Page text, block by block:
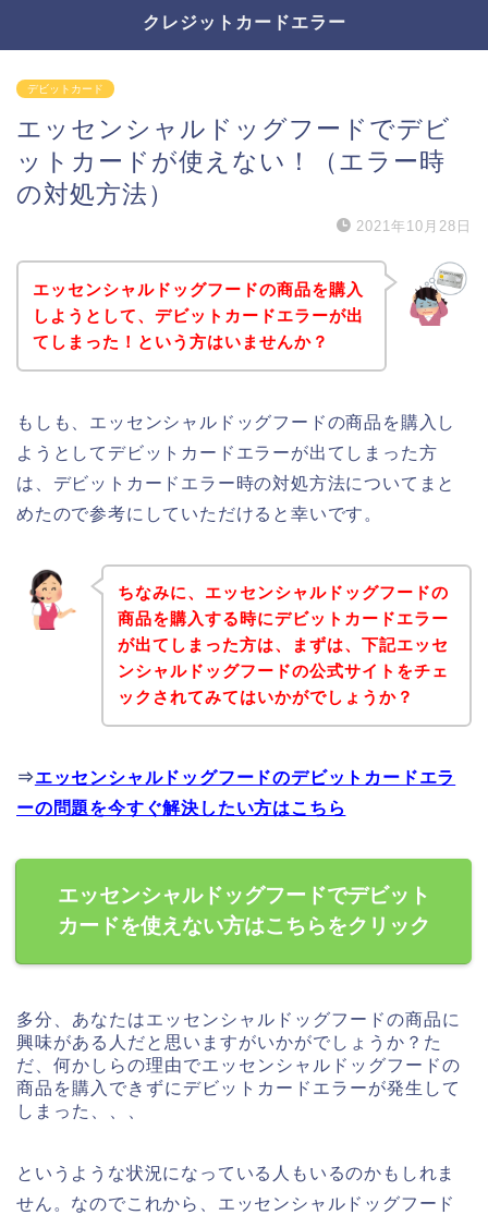
クレジットカードエラー
デビットカード
エッセンシャルドッグフードでデビ
ットカードが使えない！（エラー時
の対処方法）
2021年10月28日
エッセンシャルドッグフードの商品を購入
しようとして、デビットカードエラーが出
てしまった！という方はいませんか？
もしも、エッセンシャルドッグフードの商品を購入し
ようとしてデビットカードエラーが出てしまった方
は、デビットカードエラー時の対処方法についてまと
めたので参考にしていただけると幸いです。
ちなみに、エッセンシャルドッグフードの
商品を購入する時にデビットカードエラー
が出てしまった方は、まずは、下記エッセ
ンシャルドッグフードの公式サイトをチェ
ックされてみてはいかがでしょうか？
⇒エッセンシャルドッグフードのデビットカードエラ
ーの問題を今すぐ解決したい方はこちら
エッセンシャルドッグフードでデビット
カードを使えない方はこちらをクリック
多分、あなたはエッセンシャルドッグフードの商品に
興味がある人だと思いますがいかがでしょうか？た
だ、何かしらの理由でエッセンシャルドッグフードの
商品を購入できずにデビットカードエラーが発生して
しまった、、、
というような状況になっている人もいるのかもしれま
せん。なのでこれから、エッセンシャルドッグフード